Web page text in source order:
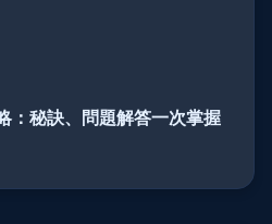
：秘訣、問題解答一次掌握